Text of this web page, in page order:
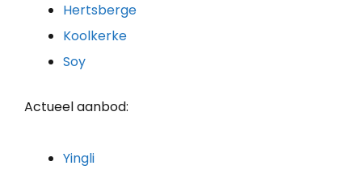
Hertsberge
Koolkerke
Soy
Actueel aanbod:
Yingli